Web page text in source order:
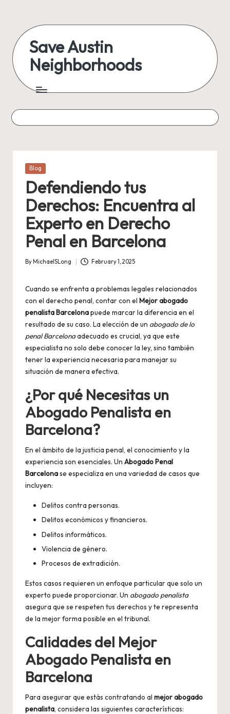
content
Save Austin
Neighborhoods
Austin
everything
Posted
Blog
Defendiendo tus
Derechos: Encuentra al
Experto en Derecho
Penal en Barcelona
Posted
By MichaelSLong February 1, 2025
Cuando se enfrenta a problemas legales relacionados
con el derecho penal, contar con el Mejor abogado
penalista Barcelonapuede marcar la diferencia en el
resultado de su caso. La elección de un abogado de lo
penal Barcelonaadecuado es crucial, ya que este
especialista no solo debe conocer la ley, sino también
tener la experiencia necesaria para manejar su
situación de manera efectiva.
¿Por qué Necesitas un
Abogado Penalista en
Barcelona?
En el ámbito de la justicia penal, el conocimiento y la
experiencia son esenciales. Un Abogado Penal
Barcelonase especializa en una variedad de casos que
incluyen:
Delitos contra personas.
Delitos económicos y financieros.
Delitos informáticos.
Violencia de género.
Procesos de extradición.
Estos casos requieren un enfoque particular que solo un
experto puede proporcionar. Un abogado penalista
asegura que se respeten tus derechos y te representa
de la mejor forma posible en el tribunal.
Calidades del Mejor
Abogado Penalista en
Barcelona
Para asegurar que estás contratando al mejor abogado
penalista, considera las siguientes características: